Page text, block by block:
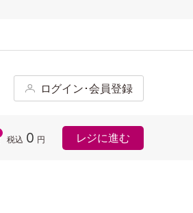
ログイン･会員登録
税込 0 円 レジに進む